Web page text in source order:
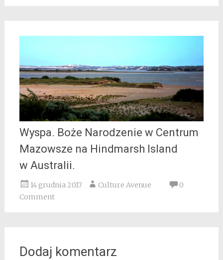
Wyspa. Boże Narodzenie w Centrum
Mazowsze na Hindmarsh Island
w Australii.
14 grudnia 2017 Culture Avenue
0
Comment
Dodaj komentarz